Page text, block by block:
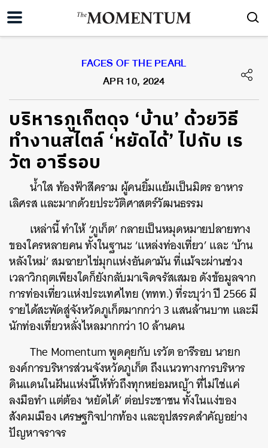
FACES OF THE PEARL
APR 10, 2024
บริหารภูเก็ตดุจ ‘บ้าน’ ด้วยวิธี
ทำงานสไตล์ ‘หยัดได้’ ไปกับ เร
วัต อารีรอบ
น้ำใส ท้องฟ้าสีคราม ผู้คนยิ้มแย้มเป็นมิตร อาหาร
เลิศรส และมากด้วยประวัติศาสตร์วัฒนธรรม
เหล่านี้ ทำให้ ‘ภูเก็ต’ กลายเป็นหมุดหมายปลายทาง
ของใครหลายคน ทั้งในฐานะ ‘แหล่งท่องเที่ยว’ และ ‘บ้าน
หลังใหม่’ สมฉายาไข่มุกแห่งอันดามัน ที่แม้จะผ่านช่วง
เวลาวิกฤตเพียงใดก็ยังกลับมาเจิดจรัสเสมอ ดังข้อมูลจาก
การท่องเที่ยวแห่งประเทศไทย (ททท.) ที่ระบุว่า ปี 2566 มี
รายได้สะพัดสู่จังหวัดภูเก็ตมากกว่า 3 แสนล้านบาท และมี
นักท่องเที่ยวหลั่งไหลมากกว่า 10 ล้านคน
The Momentum พูดคุยกับ เรวัต อารีรอบ นายก
องค์การบริหารส่วนจังหวัดภูเก็ต ถึงแนวทางการบริหาร
ดินแดนในฝันแห่งนี้ให้ทั่วถึงทุกหย่อมหญ้า ที่ไม่ใช่แค่
ลงมือทำ แต่ต้อง ‘หยัดได้’ ต่อประชาชน ทั้งในแง่ของ
สังคมเมือง เศรษฐกิจปากท้อง และอุปสรรคสำคัญอย่าง
ปัญหาจราจร